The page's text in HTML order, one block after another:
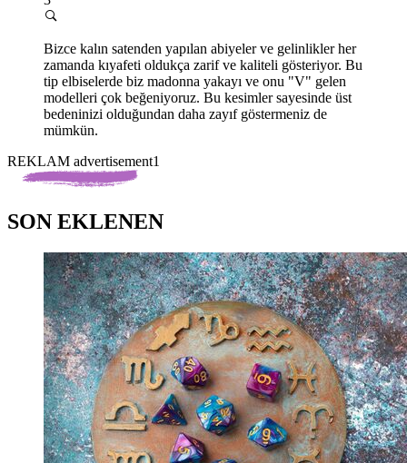
Bizce kalın satenden yapılan abiyeler ve gelinlikler her
zamanda kıyafeti oldukça zarif ve kaliteli gösteriyor. Bu
tip elbiselerde biz madonna yakayı ve onu "V" gelen
modelleri çok beğeniyoruz. Bu kesimler sayesinde üst
bedeninizi olduğundan daha zayıf göstermeniz de
mümkün.
REKLAM advertisement1
SON EKLENEN